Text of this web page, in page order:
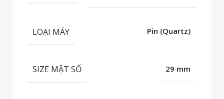
LOẠI MÁY Pin (Quartz)
SIZE MẶT SỐ 29 mm